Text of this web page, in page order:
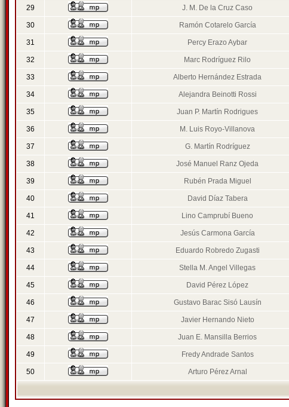
29 J. M. De la Cruz Caso
30 Ramón Cotarelo García
31 Percy Erazo Aybar
32 Marc Rodríguez Rilo
33 Alberto Hernández Estrada
34 Alejandra Beinotti Rossi
35 Juan P. Martín Rodrigues
36 M. Luis Royo-Villanova
37 G. Martín Rodríguez
38 José Manuel Ranz Ojeda
39 Rubén Prada Miguel
40 David Díaz Tabera
41 Lino Camprubí Bueno
42 Jesús Carmona García
43 Eduardo Robredo Zugasti
44 Stella M. Angel Villegas
45 David Pérez López
46 Gustavo Barac Sisó Lausín
47 Javier Hernando Nieto
48 Juan E. Mansilla Berrios
49 Fredy Andrade Santos
50 Arturo Pérez Arnal